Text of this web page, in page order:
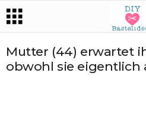
Mutter (44) erwartet
obwohl sie eigentlich